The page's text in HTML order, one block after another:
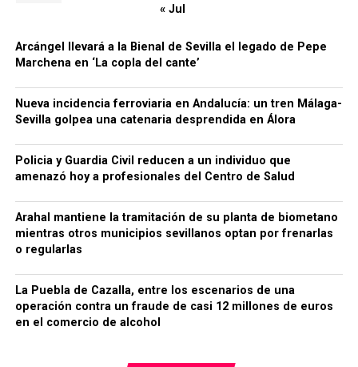
« Jul
Arcángel llevará a la Bienal de Sevilla el legado de Pepe
Marchena en ‘La copla del cante’
Nueva incidencia ferroviaria en Andalucía: un tren Málaga-
Sevilla golpea una catenaria desprendida en Álora
Policia y Guardia Civil reducen a un individuo que
amenazó hoy a profesionales del Centro de Salud
Arahal mantiene la tramitación de su planta de biometano
mientras otros municipios sevillanos optan por frenarlas
o regularlas
La Puebla de Cazalla, entre los escenarios de una
operación contra un fraude de casi 12 millones de euros
en el comercio de alcohol